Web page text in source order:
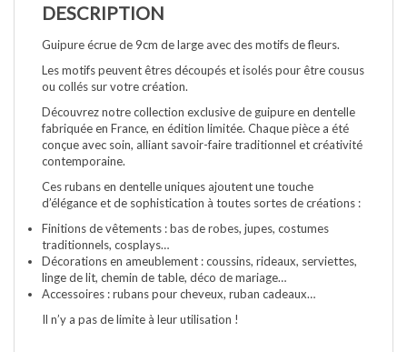
DESCRIPTION
Guipure écrue de 9cm de large avec des motifs de fleurs.
Les motifs peuvent êtres découpés et isolés pour être cousus
ou collés sur votre création.
Découvrez notre collection exclusive de guipure en dentelle
fabriquée en France, en édition limitée. Chaque pièce a été
conçue avec soin, alliant savoir-faire traditionnel et créativité
contemporaine.
Ces rubans en dentelle uniques ajoutent une touche
d’élégance et de sophistication à toutes sortes de créations :
Finitions de vêtements : bas de robes, jupes, costumes
traditionnels, cosplays…
Décorations en ameublement : coussins, rideaux, serviettes,
linge de lit, chemin de table, déco de mariage…
Accessoires : rubans pour cheveux, ruban cadeaux…
Il n’y a pas de limite à leur utilisation !